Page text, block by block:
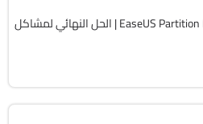
تحميل اسطوانة EaseUS Partition Master WinPE | الحل النهائي لمشاكل